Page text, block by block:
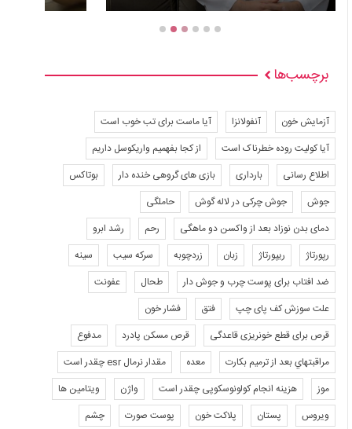
برچسب‌ها
آزمایش خون آنفولانزا
آیا ماست برای تب خوب است
آیا کولیت روده خطرناک است
از کجا بفهمیم واریکوسل داریم
اطلاع رسانی
بارداری بازی های گروهی خنده دار
بوتاکس
جوش
جوش چرکی در لاله گوش
حاملگی
دمای بدن نوزاد بعد از واکسن دو ماهگی
رحم
رشد ابرو
رپورتاژ
ریپورتاژ زبان زردچوبه سرکه سیب
سینه
ضد افتاب برای پوست چرب و جوش دار
طحال
عفونت
علت سوزش کف پای چپ
فتق
فشار خون
قرص برای قطع خونریزی قاعدگی
قرص مسکن پادرد
مدفوع
مراقبتهاي بعد از ترميم بكارت
معده
مقدار نرمال esr چقدر است
موز
هزینه انجام کولونوسکوپی چقدر است واژن
ویتامین ها
ویروس
پستان پلاکت خون پوست صورت
چشم